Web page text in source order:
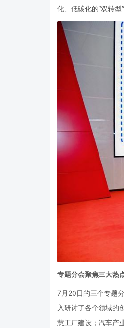
化、低碳化的“双转型
专题分会聚焦三大热
7月 20日的三个专题
入研讨了各个领域的
慧工厂建设；汽车产